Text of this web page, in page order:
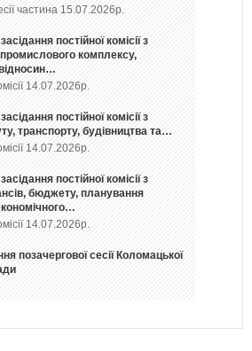
частина 15.07.2026р.
постійної комісії з
комплексу,
14.07.2026р.
постійної комісії з
транспорту, будівництва та…
14.07.2026р.
постійної комісії з
бюджету, планування
14.07.2026р.
позачергової сесії Коломацької